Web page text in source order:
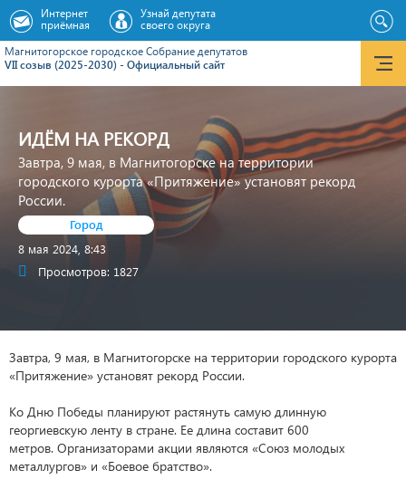
Магнитогорское городское Cобрание депутатов
VII созыв (2025-2030) - Официальный сайт
Интернет
приёмная
Узнай депутата
своего округа
ИДЁМ НА РЕКОРД
Завтра, 9 мая, в Магнитогорске на территории
городского курорта «Притяжение» установят рекорд
России.
Город
8 мая 2024, 8:43
Просмотров: 1827
Завтра, 9 мая, в Магнитогорске на территории городского курорта
«Притяжение» установят рекорд России.
Ко Дню Победы планируют растянуть самую длинную
георгиевскую ленту в стране. Ее длина составит 600
метров. Организаторами акции являются «Союз молодых
металлургов» и «Боевое братство».